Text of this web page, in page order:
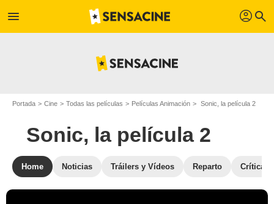
menu profil search
Portada Cine Todas las películas Películas Animación Sonic, la película 2
Sonic, la película 2
Home Noticias Tráilers y Vídeos Reparto Críticas